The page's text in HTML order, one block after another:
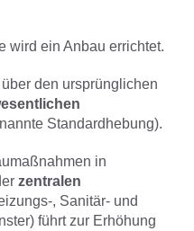
wird ein Anbau errichtet.
den ursprünglichen
Standardhebung).
in
zentralen
, Sanitär- und
führt zur Erhöhung